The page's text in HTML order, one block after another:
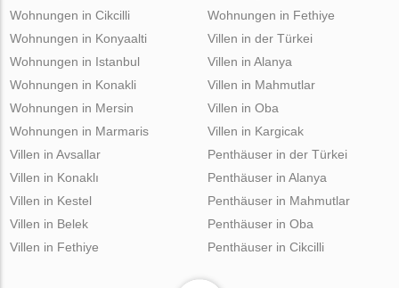
Wohnungen in Cikcilli
Wohnungen in Fethiye
Wohnungen in Konyaalti
Wohnungen in Istanbul
Wohnungen in Konakli
Wohnungen in Mersin
Wohnungen in Marmaris
Villen in der Türkei
Villen in Alanya
Villen in Mahmutlar
Villen in Oba
Villen in Kargicak
Villen in Avsallar
Villen in Konaklı
Villen in Kestel
Villen in Belek
Villen in Fethiye
Penthäuser in der Türkei
Penthäuser in Alanya
Penthäuser in Mahmutlar
Penthäuser in Oba
Penthäuser in Cikcilli